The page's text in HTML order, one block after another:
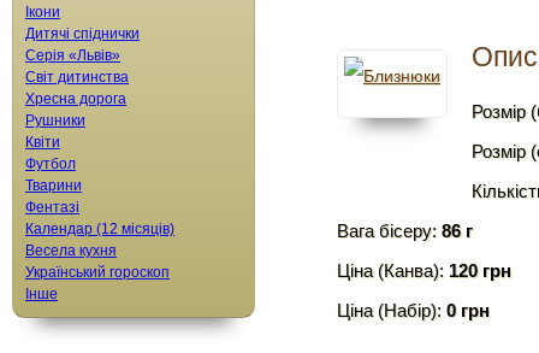
Розмір
Розмір
Вага бісеру: 86 г
Ціна (Канва): 120 грн
Ціна (Набір): 0 грн
Ікони
Дитячі спіднички
Серія «Львів»
Світ дитинства
Хресна дорога
Рушники
Квіти
Футбол
Тварини
Фентазі
Календар (12 місяців)
Весела кухня
Український гороскоп
Інше